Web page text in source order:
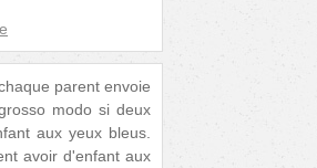
parent envoie
modo si deux
aux yeux bleus.
avoir d'enfant aux